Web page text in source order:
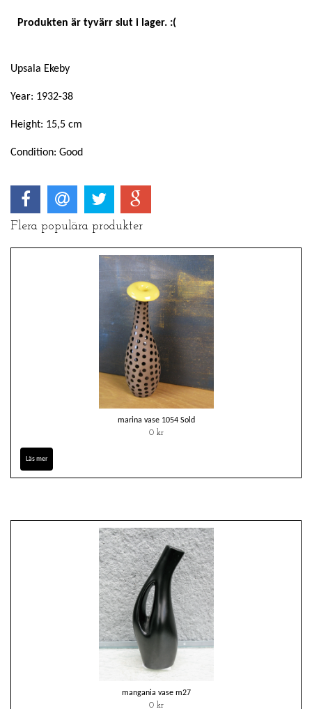
Produkten är tyvärr slut i lager. :(
Upsala Ekeby
Year: 1932-38
Height: 15,5 cm
Condition: Good
Flera populära produkter
marina vase 1054 Sold
0 kr
Läs mer
mangania vase m27
0 kr